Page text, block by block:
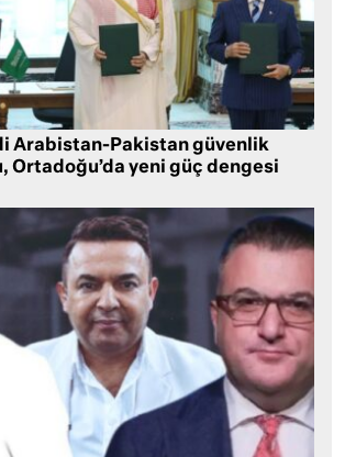
Arabistan-Pakistan güvenlik
Ortadoğu’da yeni güç dengesi